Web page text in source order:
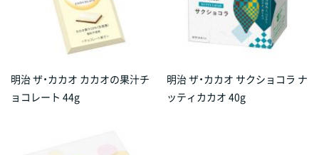
明治 ザ・カカオ カカオの果汁チ
ョコレート 44g
明治 ザ・カカオ サクショコラ ナ
ッティカカオ 40g